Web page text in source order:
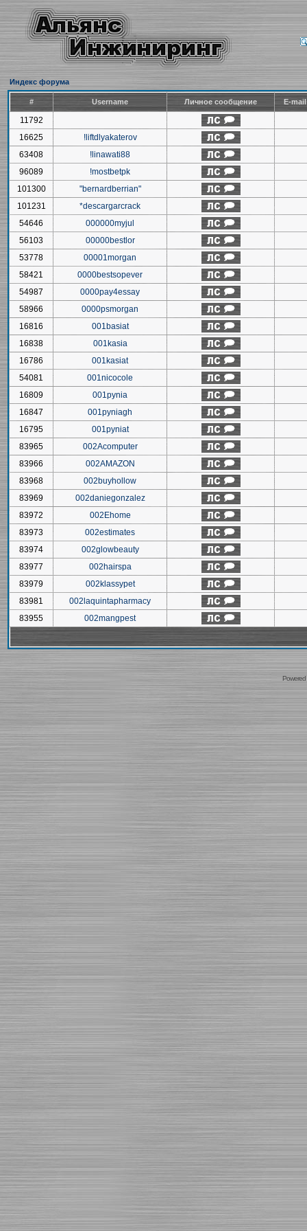
Индекс форума
# Username Личное сообщение E-
11792
16625
!liftdlyakaterov
63408
!linawati88
96089
!mostbetpk
101300
"bernardberrian"
101231
*descargarcrack
54646
000000myjul
56103
00000bestlor
53778
00001morgan
58421
0000bestsopever
54987
0000pay4essay
58966
0000psmorgan
16816
001basiat
16838
001kasia
16786
001kasiat
54081
001nicocole
16809
001pynia
16847
001pyniagh
16795
001pyniat
83965
002Acomputer
83966
002AMAZON
83968
002buyhollow
83969
002daniegonzalez
83972
002Ehome
83973
002estimates
83974
002glowbeauty
83977
002hairspa
83979
002klassypet
83981
002laquintapharmacy
83955
002mangpest